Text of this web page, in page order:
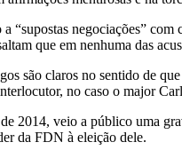
“supostas negociações”
que em nenhuma das
são claros no sentido de
no caso o major
2014, veio a público uma
da FDN à eleição dele.